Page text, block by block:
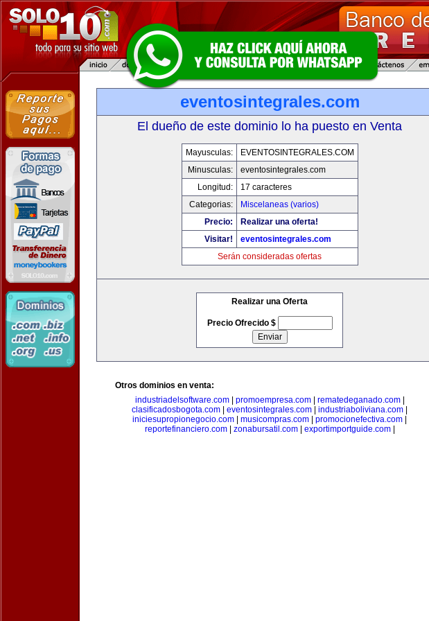
eventosintegrales.com
El dueño de este dominio lo ha puesto en Venta
Mayusculas:
EVENTOSINTEGRALES.COM
Minusculas:
eventosintegrales.com
Longitud:
17 caracteres
Categorias:
Miscelaneas (varios)
Precio:
Realizar una oferta!
Visitar!
eventosintegrales.com
Serán consideradas ofertas
Realizar una Oferta
Precio Ofrecido $
Otros dominios en venta:
industriadelsoftware.com| promoempresa.com| rematedeganado.com|
clasificadosbogota.com
eventosintegrales.com industriaboliviana.com
iniciesupropionegocio.com
musicompras.com promocionefectiva.com
reportefinanciero.com| zonabursatil.com| exportimportguide.com|